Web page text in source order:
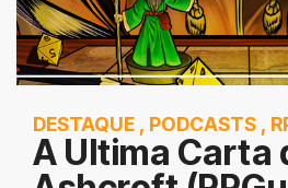
DESTAQUE , PODCASTS ,
A Ultima Carta